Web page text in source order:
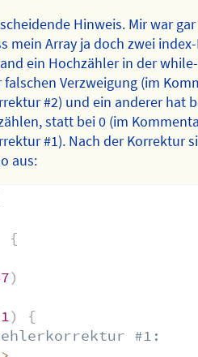
Hinweis. Mir war
mein Array ja doch zwei
ein Hochzähler in der while-
falschen Verzweigung (im
#2) und ein anderer hat
statt bei 0 (im
#1). Nach der Korrektur
aus:
{
)
1)
{
#1: